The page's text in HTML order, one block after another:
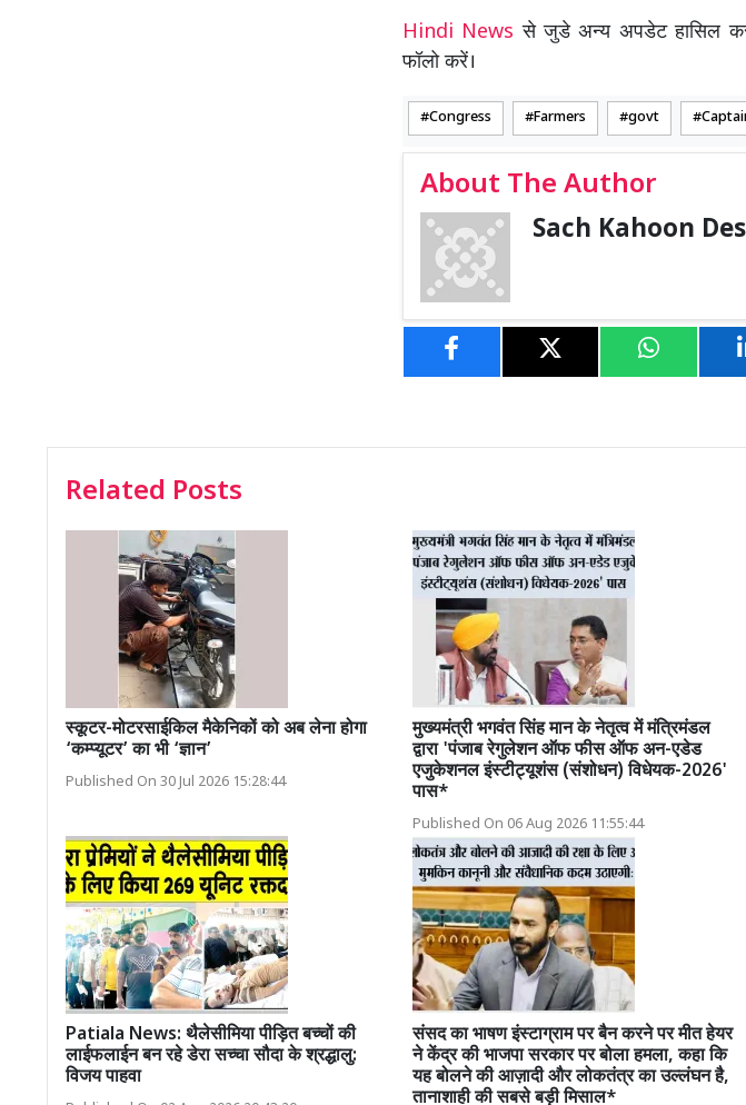
Hindi Newsसे जुडे अन्य अपडेट हासिल
फॉलो करें।
Congress Farmers govt
About The Author
Sach Kahoon
Related Posts
स्कूटर-मोटरसाईकिल मैकेनिकों को अब लेना होगा
‘कम्प्यूटर’ का भी ‘ज्ञान’
Published On 30 Jul 2026 15:28:44
मुख्यमंत्री भगवंत सिंह मान के नेतृत्व में मंत्रिमंडल
द्वारा 'पंजाब रेगुलेशन ऑफ फीस ऑफ अन-एडेड
एजुकेशनल इंस्टीट्यूशंस (संशोधन) विधेयक-2026'
पास*
Published On 06 Aug 2026 11:55:44
Patiala News: थैलेसीमिया पीड़ित बच्चों की
लाईफलाईन बन रहे डेरा सच्चा सौदा के श्रद्धालु:
विजय पाहवा
संसद का भाषण इंस्टाग्राम पर बैन करने पर मीत हेयर
ने केंद्र की भाजपा सरकार पर बोला हमला, कहा कि
यह बोलने की आज़ादी और लोकतंत्र का उल्लंघन है,
तानाशाही की सबसे बड़ी मिसाल*